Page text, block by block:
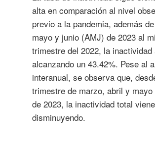
alta en comparación al nivel
previo a la pandemia, además
mayo y junio (AMJ) de 2023 al
trimestre del 2022, la inactividad
alcanzando un 43.42%. Pese al
interanual, se observa que,
trimestre de marzo, abril y mayo
de 2023, la inactividad total viene
disminuyendo.